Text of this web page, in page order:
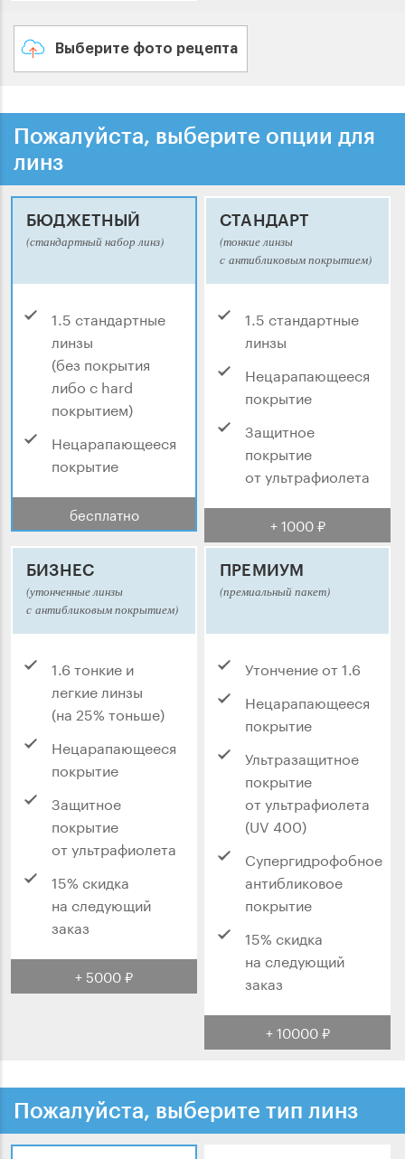
Выберите фото рецепта
Пожалуйста, выберите опции для
линз
БЮДЖЕТНЫЙ
(стандартный набор линз)
1.5 стандартные
линзы
(без покрытия
либо с hard
покрытием)
Нецарапающееся
покрытие
бесплатно
СТАНДАРТ
(тонкие линзы
с антибликовым покрытием)
1.5 стандартные
линзы
Нецарапающееся
покрытие
Защитное
покрытие
от ультрафиолета
+ 1000 ₽
БИЗНЕС
(утонченные линзы
с антибликовым покрытием)
1.6 тонкие и
легкие линзы
(на 25% тоньше)
Нецарапающееся
покрытие
Защитное
покрытие
от ультрафиолета
15% скидка
на следующий
заказ
+ 5000 ₽
ПРЕМИУМ
(премиальный пакет)
Утончение от 1.6
Нецарапающееся
покрытие
Ультразащитное
покрытие
от ультрафиолета
(UV 400)
Супергидрофобное
антибликовое
покрытие
15% скидка
на следующий
заказ
+ 10000 ₽
Пожалуйста, выберите тип линз